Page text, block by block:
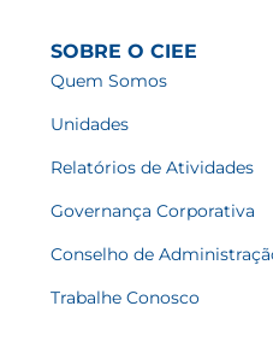
SOBRE O CIEE
Quem Somos
Unidades
Relatórios de Atividades
Governança Corporativa
Conselho de
Trabalhe Conosco